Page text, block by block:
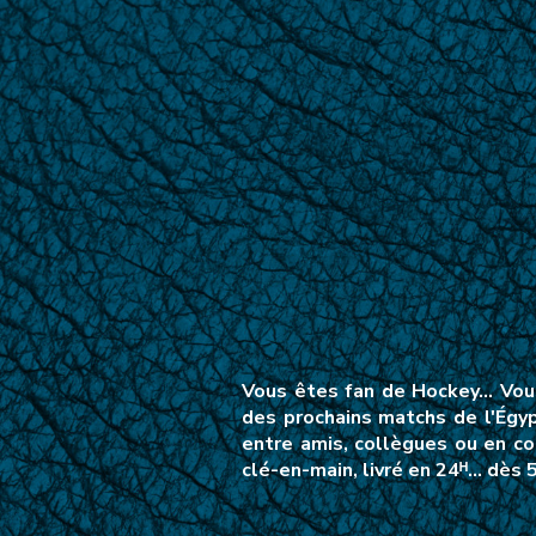
Vous êtes fan de Hockey…
des prochains matchs de
entre amis, collègues ou en
clé-en-main, livré en 24ᴴ… dès